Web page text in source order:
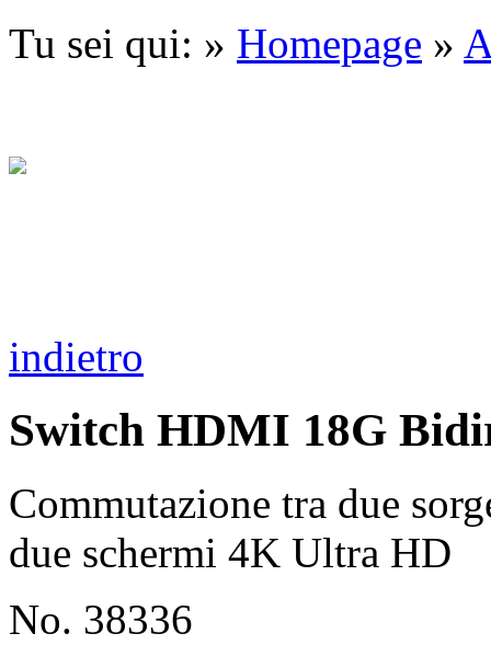
Tu sei qui: » Homepage »
indietro
Switch HDMI 18G
Commutazione tra due
due schermi 4K Ultra HD
No. 38336